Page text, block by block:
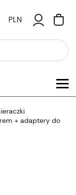
PLN
+ adaptery do